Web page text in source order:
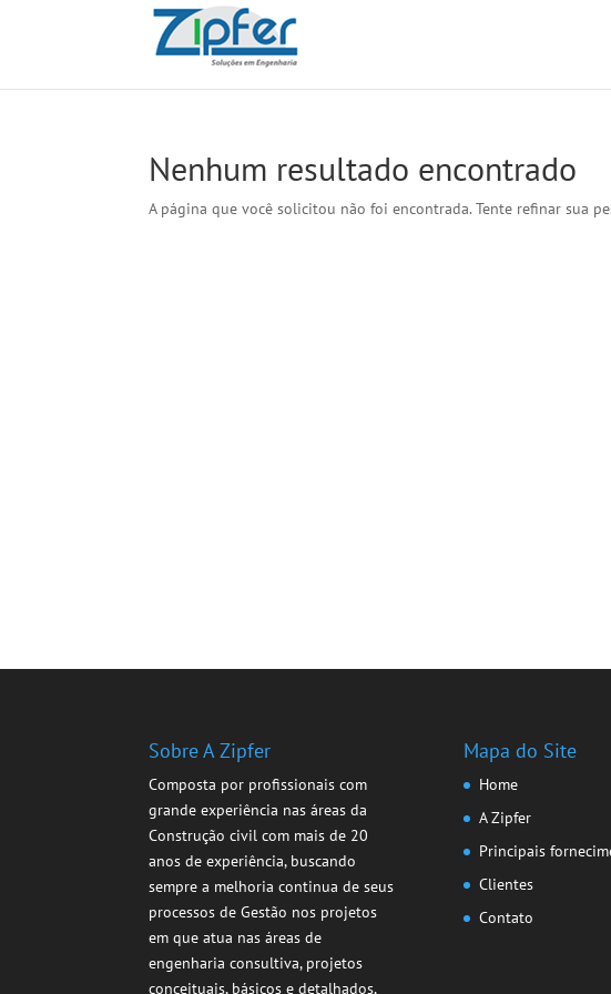
Nenhum resultado encontrado
A página que você solicitou não foi encontrada. Tente refinar sua
Sobre A Zipfer
Composta por profissionais com
grande experiência nas áreas da
Construção civil com mais de 20
anos de experiência, buscando
sempre a melhoria continua de seus
processos de Gestão nos projetos
em que atua nas áreas de
engenharia consultiva, projetos
conceituais, básicos e detalhados,
Mapa do Site
Home
A Zipfer
Principais
Clientes
Contato